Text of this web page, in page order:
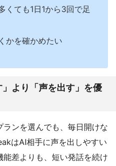
くても1日1から3回で足
かを確かめたい
より「声を出す」を優
ンを選んでも、毎日開けな
はAI相手に声を出しやすい
差よりも、短い発話を続け